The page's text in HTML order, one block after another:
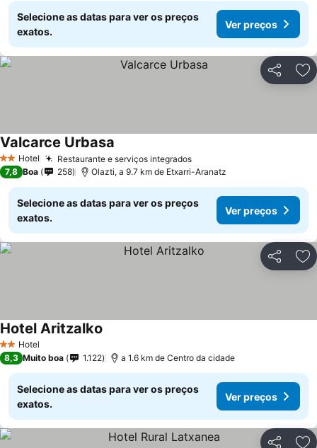
Selecione as datas para ver os preços
exatos.
Ver preços
Partilhar
2 Estrelas
Hotel Restaurante e serviços integrados
Valcarce Urbasa
7,8 Boa 258 Olazti, a 9.7 km de Etxarri-Aranatz
Selecione as datas para ver os preços
exatos.
Ver preços
Partilhar
2 Estrelas
Hotel
Hotel Aritzalko
8,3 Muito boa 1.122 a 1.6 km de Centro da cidade
Selecione as datas para ver os preços
exatos.
Ver preços